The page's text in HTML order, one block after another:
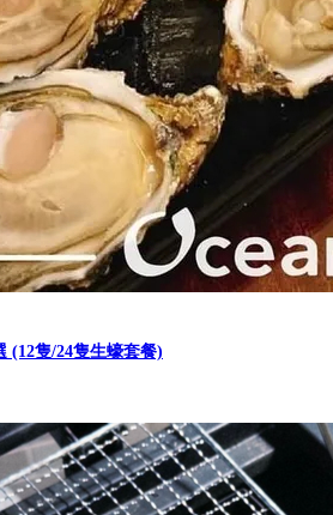
(12隻/24隻生蠔套餐)